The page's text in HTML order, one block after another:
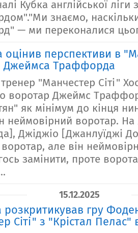
Кубка англійської ліги з
знаємо,
— ми переконалися
оцінив перспективи в
Джеймса Траффорда
"Манчестер Сіті"
воротар Джеймс
як мінімум до кінця
неймовірний воротар.
Джіджіо [Джанлуїджі
але він
замінити, проте
15.12.2025
розкритикував гру
Сіті" з "Крістал Пелас"